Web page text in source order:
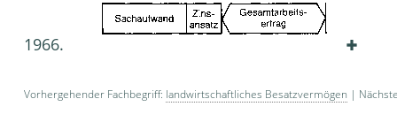
1966.
Vorhergehender Fachbegriff: landwirtschaftliches Besatzvermögen |